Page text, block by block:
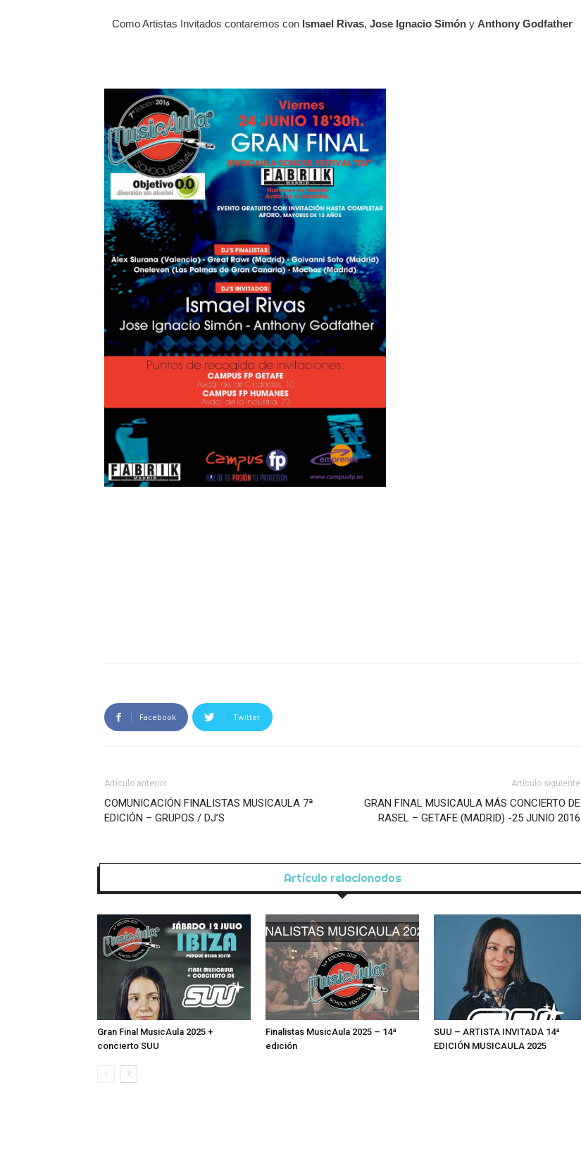
Como Artistas Invitados contaremos con Ismael Rivas, Jose Ignacio Simón y Anthony Godfather
Facebook Twitter
Artículo anterior
COMUNICACIÓN FINALISTAS MUSICAULA 7ª
EDICIÓN – GRUPOS / DJ’S
Artículo siguiente
GRAN FINAL MUSICAULA MÁS CONCIERTO DE
RASEL – GETAFE (MADRID) -25 JUNIO 2016
Artículo relacionados
Gran Final MusicAula 2025 +
concierto SUU
Finalistas MusicAula 2025 – 14ª
edición
SUU – ARTISTA INVITADA 14ª
EDICIÓN MUSICAULA 2025